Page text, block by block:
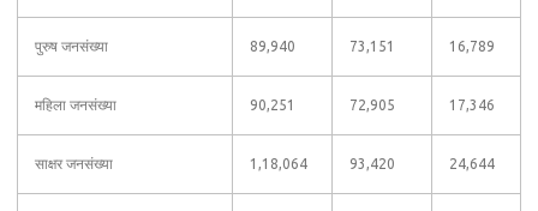
पुरुष जनसंख्या 89,940 73,151 16,789
महिला जनसंख्या 90,251 72,905 17,346
साक्षर जनसंख्या 1,18,064 93,420 24,644